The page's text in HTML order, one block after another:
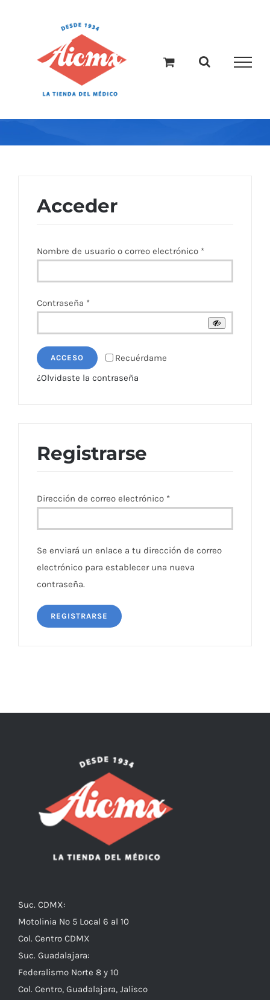
Acceder
Nombre de usuario o correo electrónico *Obligatorio
Contraseña *Obligatorio
Recuérdame
ACCESO
¿Olvidaste la contraseña
Registrarse
Dirección de correo electrónico *Obligatorio
Se enviará un enlace a tu dirección de correo
electrónico para establecer una nueva
contraseña.
REGISTRARSE
Suc. CDMX:
Motolinia No 5 Local 6 al 10
Col. Centro CDMX
Suc. Guadalajara:
Federalismo Norte 8 y 10
Col. Centro, Guadalajara, Jalisco